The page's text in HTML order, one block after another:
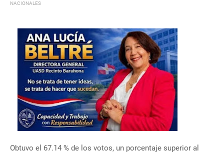
NACIONALES
Obtuvo el 67.14 % de los votos, un porcentaje superior al